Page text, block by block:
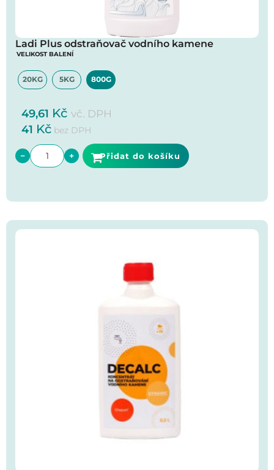
Ladi Plus odstraňovač vodního kamene
VELIKOST BALENÍ
20KG 5KG 800G
49,61 Kč vč. DPH
41 Kč bez DPH
− + Přidat do košíku